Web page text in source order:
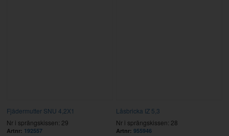
Fjädermutter SNU 4,2X1
Nr i sprängskissen: 29
Artnr: 192557
Låsbricka IZ 5,3
Nr i sprängskissen: 28
Artnr: 955946